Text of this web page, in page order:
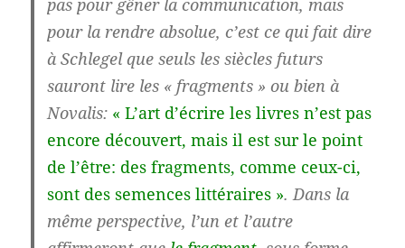
pas pour gêner la communication, mais
pour la rendre absolue, c’est ce qui fait dire
à Schlegel que seuls les siècles futurs
sauront lire les « fragments » ou bien à
Novalis: « L’art d’écrire les livres n’est pas
encore découvert, mais il est sur le point
de l’être: des fragments, comme ceux-ci,
sont des semences littéraires ». Dans la
même perspective, l’un et l’autre